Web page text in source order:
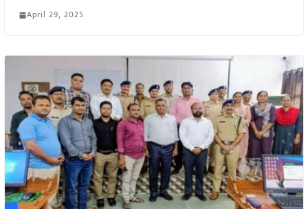
April 29, 2025